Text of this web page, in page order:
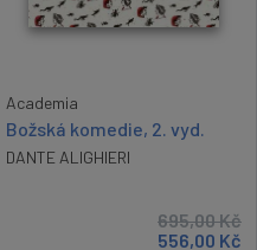
Academia
Božská komedie, 2. vyd.
DANTE ALIGHIERI
695,00Kč
556,00 Kč